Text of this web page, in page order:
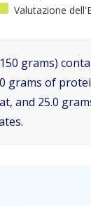
Valutazione
grams)
grams of
and 25.0